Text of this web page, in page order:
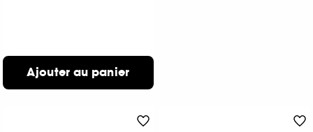
Ajouter au panier